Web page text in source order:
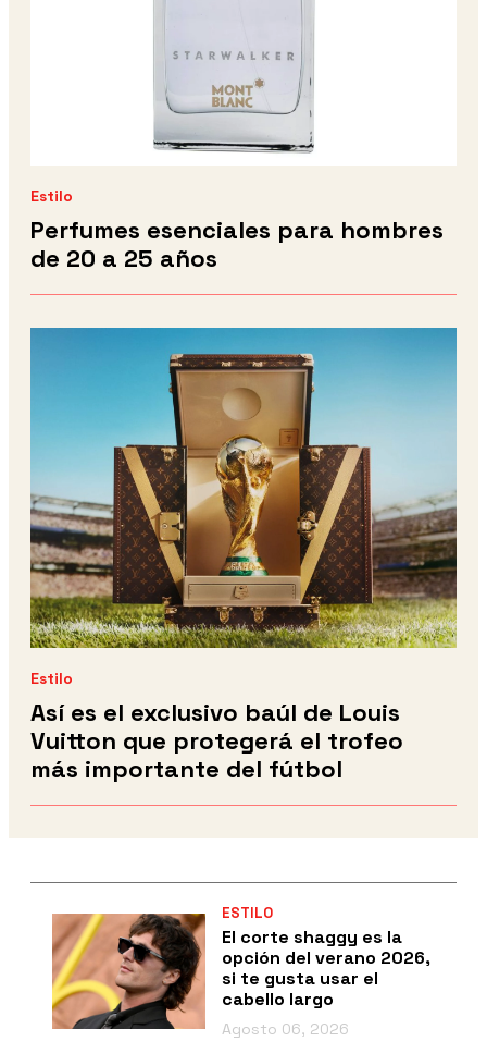
Estilo
Perfumes esenciales para hombres
de 20 a 25 años
Estilo
Así es el exclusivo baúl de Louis
Vuitton que protegerá el trofeo
más importante del fútbol
ESTILO
El corte shaggy es la
opción del verano 2026,
si te gusta usar el
cabello largo
Agosto 06, 2026